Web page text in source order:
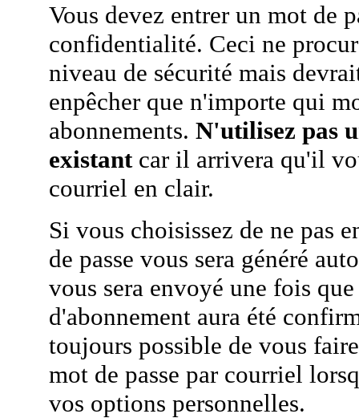
Vous devez entrer un mot de
confidentialité. Ceci ne
niveau de sécurité mais
enpêcher que n'importe qui
abonnements. N'utilisez pas
existantcar il arrivera qu'il
courriel en clair.
Si vous choisissez de ne pas
de passe vous sera généré
vous sera envoyé une fois
d'abonnement aura été
toujours possible de vous
mot de passe par courriel
vos options personnelles.